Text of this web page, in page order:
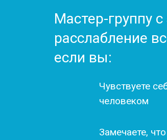
Мастер-группу
расслабление
если вы:
Чувствуете
человеком
Замечаете,